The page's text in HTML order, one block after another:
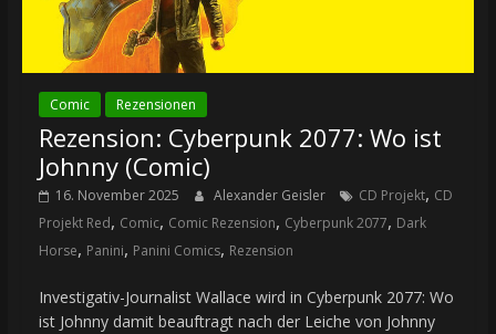
Comic Rezensionen
Rezension: Cyberpunk 2077: Wo ist
Johnny (Comic)
16. November 2025 Alexander Geisler CD Projekt, CD
Projekt Red, Comic, Comic Rezension, Cyberpunk 2077, Dark
Horse, Panini, Panini Comics, Rezension
Investigativ-Journalist Wallace wird in Cyberpunk 2077: Wo
ist Johnny damit beauftragt nach der Leiche von Johnny